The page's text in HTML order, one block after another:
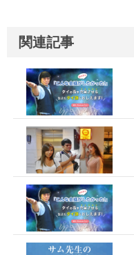
関連記事